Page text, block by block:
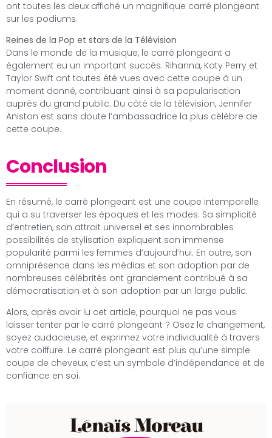
ont toutes les deux affiché un magnifique carré plongeant
sur les podiums.
Reines de la Pop et stars de la Télévision
Dans le monde de la musique, le carré plongeant a
également eu un important succès. Rihanna, Katy Perry et
Taylor Swift ont toutes été vues avec cette coupe à un
moment donné, contribuant ainsi à sa popularisation
auprès du grand public. Du côté de la télévision, Jennifer
Aniston est sans doute l’ambassadrice la plus célèbre de
cette coupe.
Conclusion
En résumé, le carré plongeant est une coupe intemporelle
qui a su traverser les époques et les modes. Sa simplicité
d’entretien, son attrait universel et ses innombrables
possibilités de stylisation expliquent son immense
popularité parmi les femmes d’aujourd’hui. En outre, son
omniprésence dans les médias et son adoption par de
nombreuses célébrités ont grandement contribué à sa
démocratisation et à son adoption par un large public.
Alors, après avoir lu cet article, pourquoi ne pas vous
laisser tenter par le carré plongeant ? Osez le changement,
soyez audacieuse, et exprimez votre individualité à travers
votre coiffure. Le carré plongeant est plus qu’une simple
coupe de cheveux, c’est un symbole d’indépendance et de
confiance en soi.
Lénaïs Moreau